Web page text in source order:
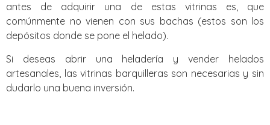
antes de adquirir una de estas vitrinas es, que
comúnmente no vienen con sus bachas (estos son los
depósitos donde se pone el helado).
Si deseas abrir una heladería y vender helados
artesanales, las vitrinas barquilleras son necesarias y sin
dudarlo una buena inversión.